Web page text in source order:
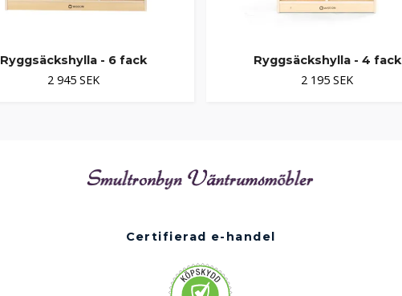
Ryggsäckshylla - 6 fack
2 945 SEK
Ryggsäckshylla - 4 fack
2 195 SEK
Certifierad e-handel